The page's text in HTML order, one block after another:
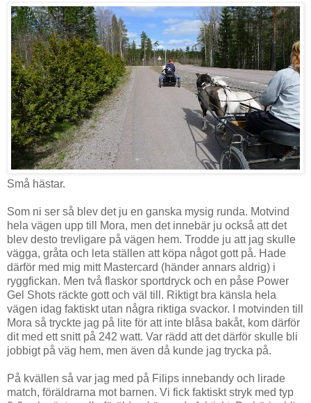
Små hästar.
Som ni ser så blev det ju en ganska mysig runda. Motvind
hela vägen upp till Mora, men det innebär ju också att det
blev desto trevligare på vägen hem. Trodde ju att jag skulle
vägga, gråta och leta ställen att köpa något gott på. Hade
därför med mig mitt Mastercard (händer annars aldrig) i
ryggfickan. Men två flaskor sportdryck och en påse Power
Gel Shots räckte gott och väl till. Riktigt bra känsla hela
vägen idag faktiskt utan några riktiga svackor. I motvinden till
Mora så tryckte jag på lite för att inte blåsa bakåt, kom därför
dit med ett snitt på 242 watt. Var rädd att det därför skulle bli
jobbigt på väg hem, men även då kunde jag trycka på.
På kvällen så var jag med på Filips innebandy och lirade
match, föräldrarna mot barnen. Vi fick faktiskt stryk med typ